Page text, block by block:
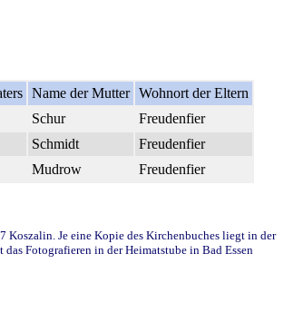
Name der Mutter Wohnort der Eltern
Schur
Freudenfier
Schmidt
Freudenfier
Mudrow Freudenfier
Je eine Kopie des Kirchenbuches liegt in der
Fotografieren in der Heimatstube in Bad Essen